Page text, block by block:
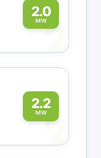
2.0
MW2
2.2
MW2